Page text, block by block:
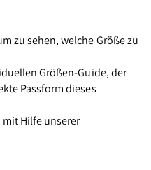
zu sehen, welche Größe zu
Größen-Guide, der
Passform dieses
Hilfe unserer